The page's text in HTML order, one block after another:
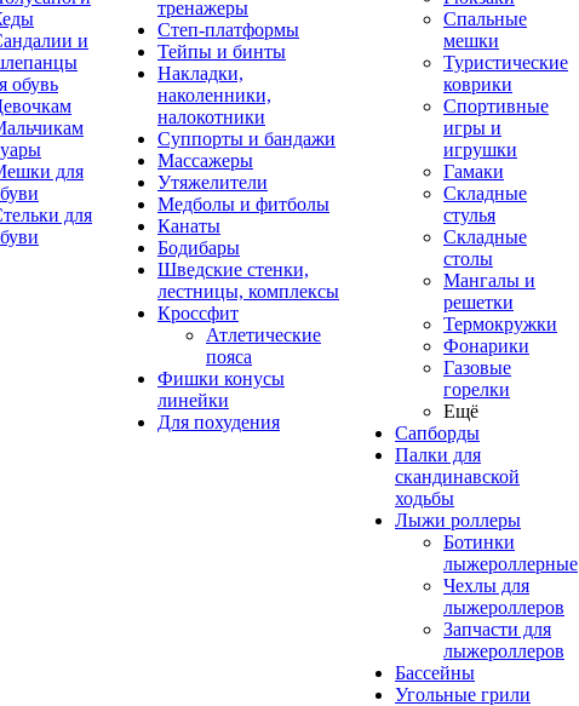
и
обувь
для
для
тренажеры
Степ-платформы
Тейпы и бинты
Накладки,
наколенники,
налокотники
Суппорты и бандажи
Массажеры
Утяжелители
Медболы и фитболы
Канаты
Бодибары
Шведские стенки,
лестницы, комплексы
Кроссфит
Атлетические
пояса
Фишки конусы
линейки
Для похудения
Спальные
мешки
Туристические
коврики
Спортивные
игры и
игрушки
Гамаки
Складные
стулья
Складные
столы
Мангалы и
решетки
Термокружки
Фонарики
Газовые
горелки
Ещё
Сапборды
Палки для
скандинавской
ходьбы
Лыжи роллеры
Ботинки
лыжероллерные
Чехлы для
лыжероллеров
Запчасти для
лыжероллеров
Бассейны
Угольные грили